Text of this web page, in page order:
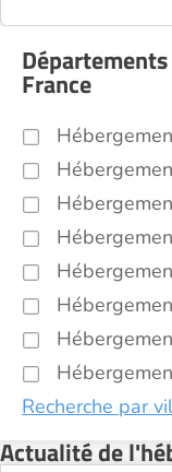
France
Recherche par
Actualité de